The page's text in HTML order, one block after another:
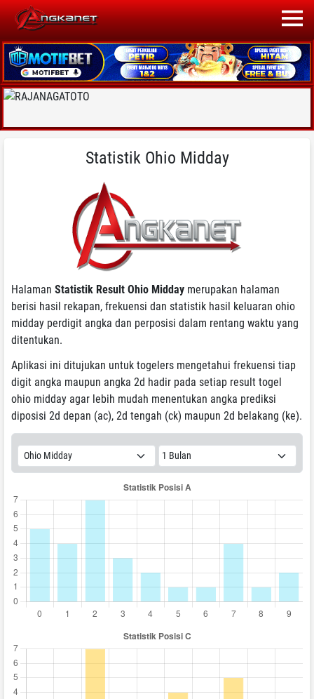
Statistik Ohio Midday
Halaman Statistik Result Ohio Midday merupakan halaman
berisi hasil rekapan, frekuensi dan statistik hasil keluaran ohio
midday perdigit angka dan perposisi dalam rentang waktu yang
ditentukan.
Aplikasi ini ditujukan untuk togelers mengetahui frekuensi tiap
digit angka maupun angka 2d hadir pada setiap result togel
ohio midday agar lebih mudah menentukan angka prediksi
diposisi 2d depan (ac), 2d tengah (ck) maupun 2d belakang (ke).